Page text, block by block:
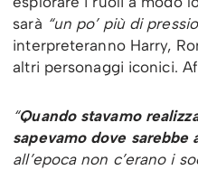
sarà “un po’ più di
interpreteranno Harry,
altri personaggi iconici.
“Quando stavamo
sapevamo dove sarebbe
all’epoca non c’erano i